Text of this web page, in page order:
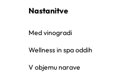
Nastanitve
Med vinogradi
Wellness in spa oddih
V objemu narave